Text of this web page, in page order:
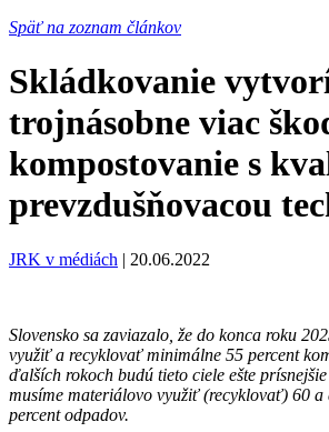
Späť na zoznam článkov
Skládkovanie
trojnásobne viac
kompostovanie s
prevzdušňovacou
JRK v médiách | 20.06.2022
Slovensko sa zaviazalo, že do konca roku
využiť a recyklovať minimálne 55 percent
ďalších rokoch budú tieto ciele ešte
musíme materiálovo využiť (recyklovať) 60 a
percent odpadov.